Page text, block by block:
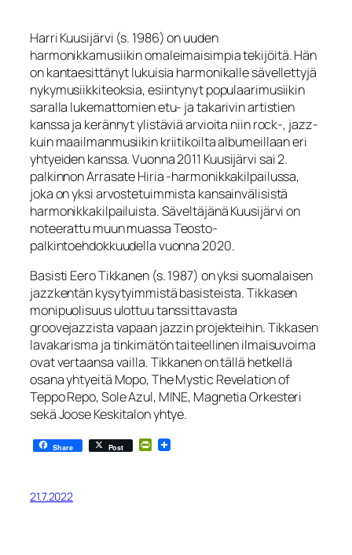
Harri Kuusijärvi (s. 1986) on uuden
harmonikkamusiikin omaleimaisimpia tekijöitä. Hän
on kantaesittänyt lukuisia harmonikalle sävellettyjä
nykymusiikkiteoksia, esiintynyt populaarimusiikin
saralla lukemattomien etu- ja takarivin artistien
kanssa ja kerännyt ylistäviä arvioita niin rock-, jazz-
kuin maailmanmusiikin kriitikoilta albumeillaan eri
yhtyeiden kanssa. Vuonna 2011 Kuusijärvi sai 2.
palkinnon Arrasate Hiria -harmonikkakilpailussa,
joka on yksi arvostetuimmista kansainvälisistä
harmonikkakilpailuista. Säveltäjänä Kuusijärvi on
noteerattu muun muassa Teosto-
palkintoehdokkuudella vuonna 2020.
Basisti Eero Tikkanen (s. 1987) on yksi suomalaisen
jazzkentän kysytyimmistä basisteista. Tikkasen
monipuolisuus ulottuu tanssittavasta
groovejazzista vapaan jazzin projekteihin. Tikkasen
lavakarisma ja tinkimätön taiteellinen ilmaisuvoima
ovat vertaansa vailla. Tikkanen on tällä hetkellä
osana yhtyeitä Mopo, The Mystic Revelation of
Teppo Repo, Sole Azul, MINE, Magnetia Orkesteri
sekä Joose Keskitalon yhtye.
Share Post PrintFriendly
21.7.2022